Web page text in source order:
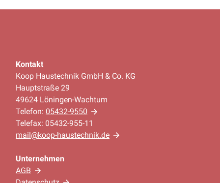
Kontakt
Koop Haustechnik GmbH & Co. KG
Hauptstraße 29
49624 Löningen-Wachtum
Telefon: 05432-9550
Telefax: 05432-955-11
mail@koop-haustechnik.de
Unternehmen
AGB